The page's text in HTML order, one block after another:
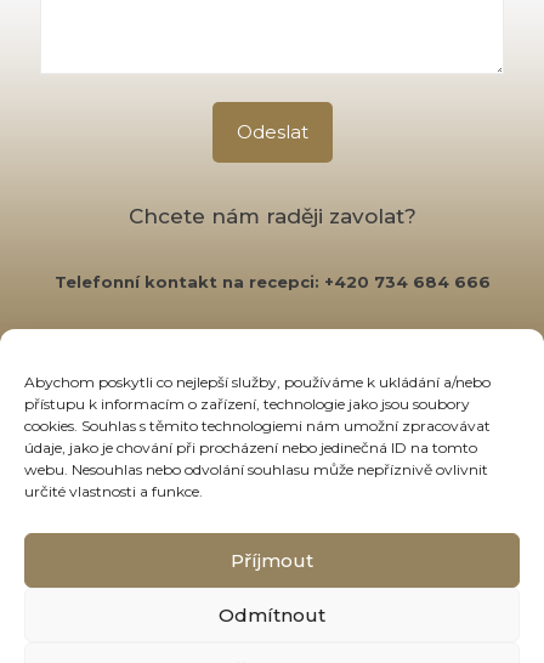
Abychom poskytli co nejlepší služby, používáme k ukládání a/nebo
přístupu k informacím o zařízení, technologie jako jsou soubory
cookies. Souhlas s těmito technologiemi nám umožní zpracovávat
údaje, jako je chování při procházení nebo jedinečná ID na tomto
webu. Nesouhlas nebo odvolání souhlasu může nepříznivě ovlivnit
určité vlastnosti a funkce.
Příjmout
Odmítnout
Chcete nám raději zavolat?
Telefonní kontakt na recepci: +420 734 684 666
Ochrana osobních údajů